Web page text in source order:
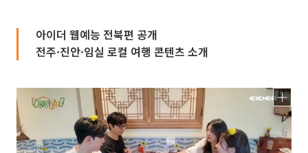
아이더 웹예능 전북편 공개
전주·진안·임실 로컬 여행 콘텐츠 소개